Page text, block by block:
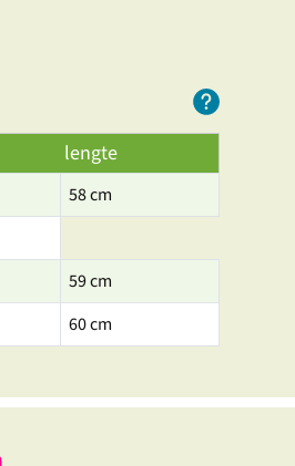
lengte
58 cm
59 cm
60 cm